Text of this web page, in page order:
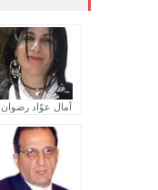
آمال عوّاد رضوان